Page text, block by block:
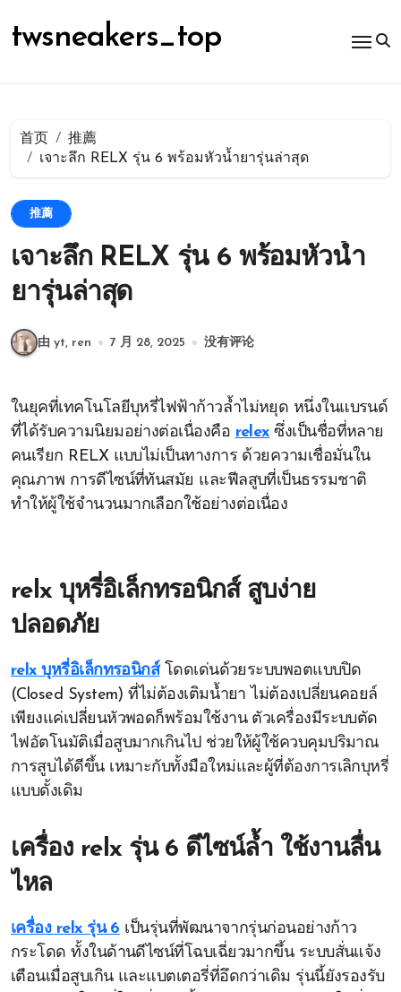
容
twsneakers_top
首页
推薦
เจาะลึก RELX รุ่น 6 พร้อมหัวน้ำยารุ่นล่าสุด
推薦
เจาะลึก RELX รุ่น 6 พร้อมหัวน้ำ
ยารุ่นล่าสุด
由 yt, ren 7 月 28, 2025 没有评论
ในยุคที่เทคโนโลยีบุหรี่ไฟฟ้าก้าวล้ำไม่หยุด หนึ่งในแบรนด์
ที่ได้รับความนิยมอย่างต่อเนื่องคือ relexซึ่งเป็นชื่อที่หลาย
คนเรียก RELX แบบไม่เป็นทางการ ด้วยความเชื่อมั่นใน
คุณภาพ การดีไซน์ที่ทันสมัย และฟีลสูบที่เป็นธรรมชาติ
ทำให้ผู้ใช้จำนวนมากเลือกใช้อย่างต่อเนื่อง
relx บุหรี่อิเล็กทรอนิกส์ สูบง่าย
ปลอดภัย
relx บุหรี่อิเล็กทรอนิกส์โดดเด่นด้วยระบบพอตแบบปิด
(Closed System) ที่ไม่ต้องเติมน้ำยา ไม่ต้องเปลี่ยนคอยล์
เพียงแค่เปลี่ยนหัวพอดก็พร้อมใช้งาน ตัวเครื่องมีระบบตัด
ไฟอัตโนมัติเมื่อสูบมากเกินไป ช่วยให้ผู้ใช้ควบคุมปริมาณ
การสูบได้ดีขึ้น เหมาะกับทั้งมือใหม่และผู้ที่ต้องการเลิกบุหรี่
แบบดั้งเดิม
เครื่อง relx รุ่น 6 ดีไซน์ล้ำ ใช้งานลื่น
ไหล
เครื่อง relx รุ่น 6 เป็นรุ่นที่พัฒนาจากรุ่นก่อนอย่างก้าว
กระโดด ทั้งในด้านดีไซน์ที่โฉบเฉี่ยวมากขึ้น ระบบสั่นแจ้ง
เตือนเมื่อสูบเกิน และแบตเตอรี่ที่อึดกว่าเดิม รุ่นนี้ยังรองรับ